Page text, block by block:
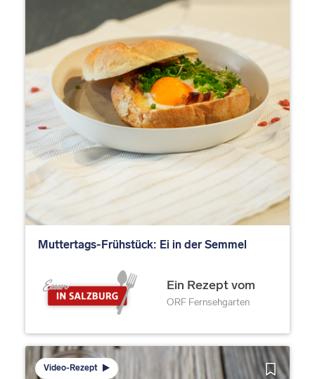
Muttertags-Frühstück: Ei in der Semmel
Ein Rezept vom
ORF Fernsehgarten
Video-Rezept